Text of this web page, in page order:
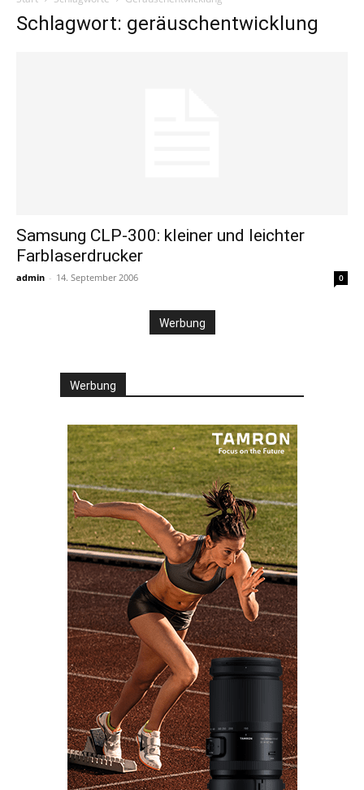
Schlagwort: geräuschentwicklung
Samsung CLP-300: kleiner und leichter
Farblaserdrucker
admin - 14. September 2006 0
Werbung
Werbung